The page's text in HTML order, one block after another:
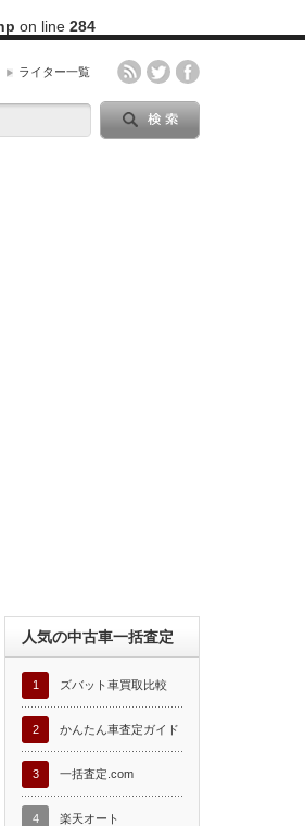
on line 284
ライター一覧
人気の中古車一括査定
1 ズバット車買取比較
2 かんたん車査定ガイド
3 一括査定.com
4 楽天オート